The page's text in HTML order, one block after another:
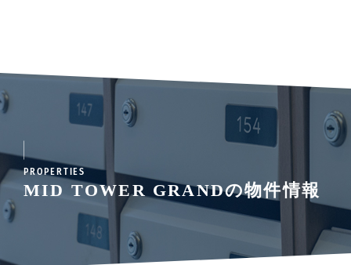
PROPERTIES
MID TOWER GRANDの物件情報